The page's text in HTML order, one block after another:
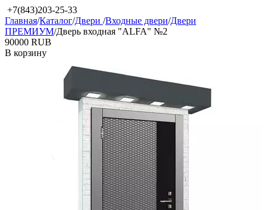
+7(843)203-25-33
Главная/Каталог/Двери /Входные двери/Двери
ПРЕМИУМ/Дверь входная "ALFA" №2
‍90000‍ RUB
В корзину